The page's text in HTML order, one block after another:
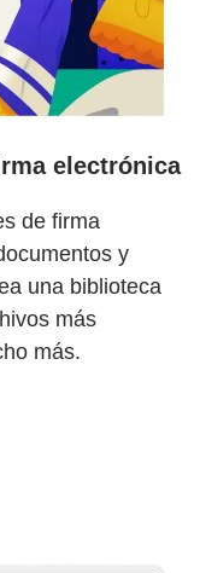
electrónica
de firma
y
una biblioteca
más
más.